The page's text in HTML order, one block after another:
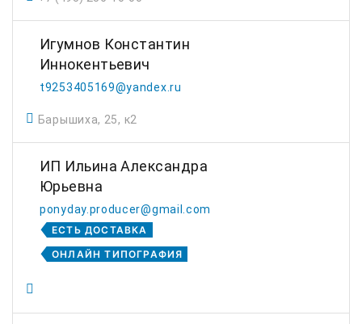
Игумнов Константин
Иннокентьевич
t9253405169@yandex.ru
Барышиха, 25, к2
ИП Ильина Александра
Юрьевна
ponyday.producer@gmail.com
ЕСТЬ ДОСТАВКА
ОНЛАЙН ТИПОГРАФИЯ